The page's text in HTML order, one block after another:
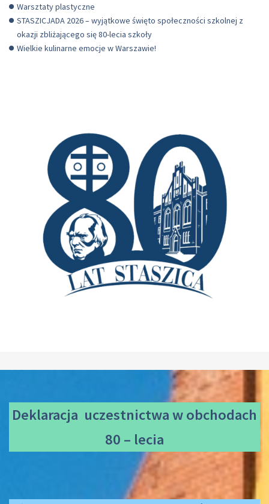
Warsztaty plastyczne
STASZICJADA 2026 – wyjątkowe święto społeczności szkolnej z
okazji zbliżającego się 80-lecia szkoły
Wielkie kulinarne emocje w Warszawie!
Deklaracja uczestnictwaw obchodach
80 – lecia